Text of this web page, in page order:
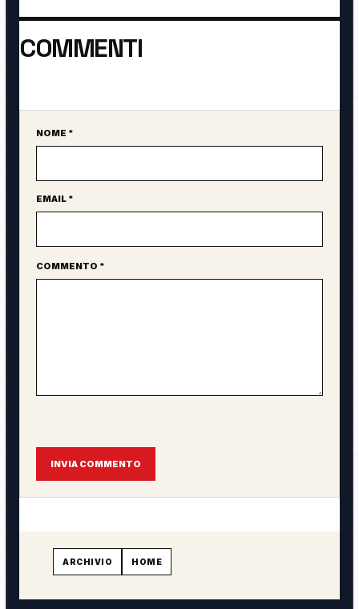
COMMENTI
Sito web
NOME *
EMAIL *
COMMENTO *
INVIA COMMENTO
ARCHIVIO HOME